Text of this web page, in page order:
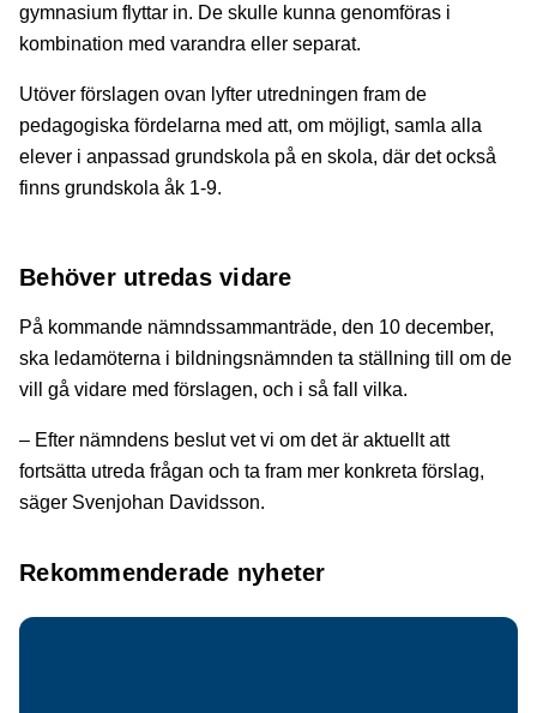
gymnasium flyttar in. De skulle kunna genomföras i
kombination med varandra eller separat.
Utöver förslagen ovan lyfter utredningen fram de
pedagogiska fördelarna med att, om möjligt, samla alla
elever i anpassad grundskola på en skola, där det också
finns grundskola åk 1-9.
Behöver utredas vidare
På kommande nämndssammanträde, den 10 december,
ska ledamöterna i bildningsnämnden ta ställning till om de
vill gå vidare med förslagen, och i så fall vilka.
– Efter nämndens beslut vet vi om det är aktuellt att
fortsätta utreda frågan och ta fram mer konkreta förslag,
säger Svenjohan Davidsson.
Rekommenderade nyheter